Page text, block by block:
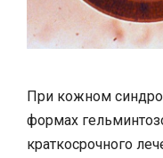
При кожном
формах
краткосрочного